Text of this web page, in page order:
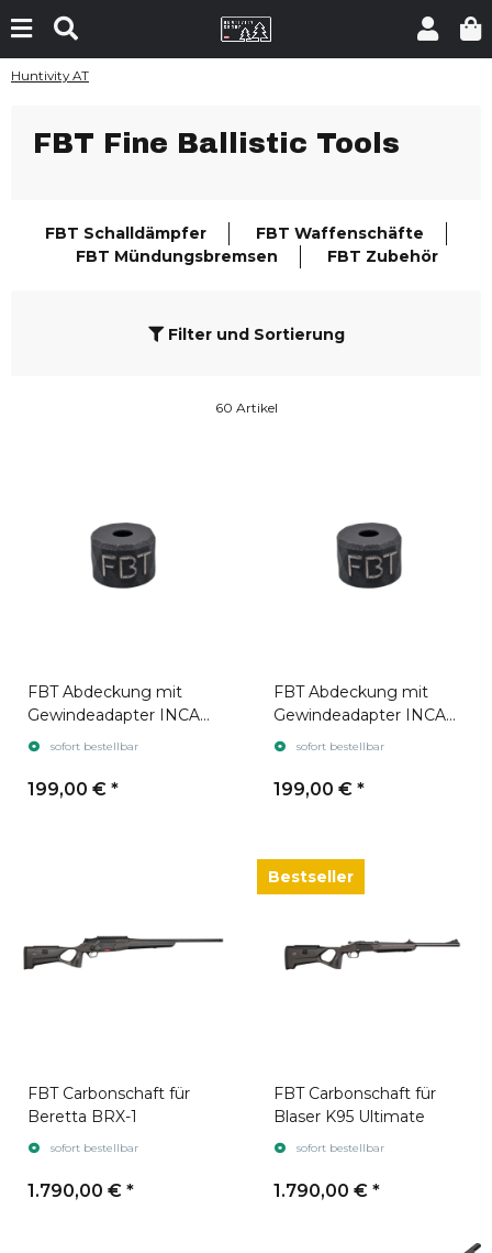
Huntivity AT
FBT Fine Ballistic Tools
FBT Schalldämpfer
FBT Waffenschäfte
FBT Mündungsbremsen
FBT Zubehör
Filter und Sortierung
60 Artikel
FBT Abdeckung mit
Gewindeadapter INCA
ONE 25
sofort bestellbar
199,00 € *
FBT Abdeckung mit
Gewindeadapter INCA
ONE 31sofort bestellbar
199,00 € *
FBT Carbonschaft für
Beretta BRX-1
sofort bestellbar
1.790,00 € *
Bestseller
FBT Carbonschaft für
Blaser K95 Ultimate
sofort bestellbar
1.790,00 € *